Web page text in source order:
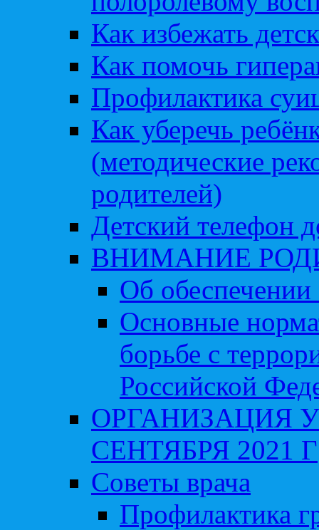
Как избежать
Как помочь
Профилактика
Как уберечь
(методические
родителей)
Детский телефон
ВНИМАНИЕ
Об обеспечении
Основные
борьбе с
Российской
ОРГАНИЗАЦИЯ
СЕНТЯБРЯ 2021 Г
Советы врача
Профилактика